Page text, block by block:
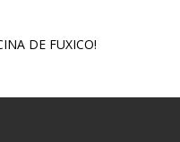
DE FUXICO!